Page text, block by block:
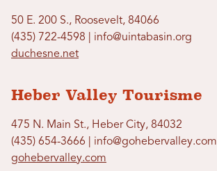
50 E. 200 S., Roosevelt, 84066
(435) 722-4598 | info@uintabasin.org
duchesne.net
Heber Valley Tourisme
475 N. Main St., Heber City, 84032
(435) 654-3666 | info@gohebervalley.com
gohebervalley.com